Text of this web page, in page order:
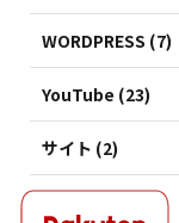
WORDPRESS (7)
YouTube (23)
サイト (2)